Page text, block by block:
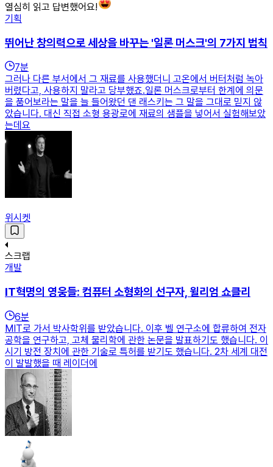
열심히 읽고 답변했어요!
기획
뛰어난 창의력으로 세상을 바꾸는 '일론 머스크'의 7가지 법칙
7분
그러나 다른 부서에서 그 재료를 사용했더니 고온에서 버터처럼 녹아
버렸다고, 사용하지 말라고 당부했죠.일론 머스크로부터 한계에 의문
을 품어보라는 말을 늘 들어왔던 댄 래스키는 그 말을 그대로 믿지 않
았습니다. 대신 직접 소형 용광로에 재료의 샘플을 넣어서 실험해보았
는데요
위시켓
스크랩
개발
IT혁명의 영웅들: 컴퓨터 소형화의 선구자, 윌리엄 쇼클리
6분
MIT로 가서 박사학위를 받았습니다. 이후 벨 연구소에 합류하여 전자
공학을 연구하고, 고체 물리학에 관한 논문을 발표하기도 했습니다. 이
시기 방전 장치에 관한 기술로 특허를 받기도 했습니다. 2차 세계 대전
이 발발했을 때 레이더에